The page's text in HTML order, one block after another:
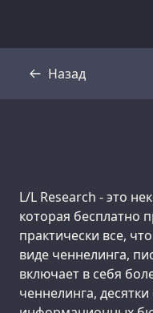
Назад
Стенограмма
Support us:
L/L Research - это
которая бесплатно
практически все,
виде ченнелинга,
включает в себя
ченнелинга,